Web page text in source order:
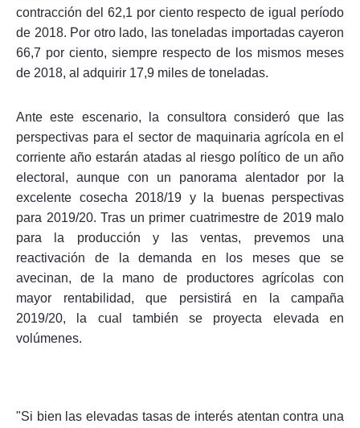
contracción del 62,1 por ciento respecto de igual período
de 2018. Por otro lado, las toneladas importadas cayeron
66,7 por ciento, siempre respecto de los mismos meses
de 2018, al adquirir 17,9 miles de toneladas.
Ante este escenario, la consultora consideró que las
perspectivas para el sector de maquinaria agrícola en el
corriente año estarán atadas al riesgo político de un año
electoral, aunque con un panorama alentador por la
excelente cosecha 2018/19 y la buenas perspectivas
para 2019/20. Tras un primer cuatrimestre de 2019 malo
para la producción y las ventas, prevemos una
reactivación de la demanda en los meses que se
avecinan, de la mano de productores agrícolas con
mayor rentabilidad, que persistirá en la campaña
2019/20, la cual también se proyecta elevada en
volúmenes.
"Si bien las elevadas tasas de interés atentan contra una